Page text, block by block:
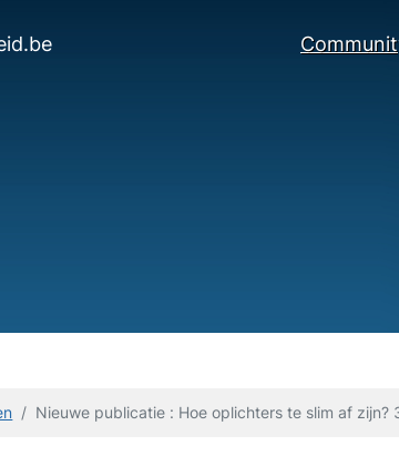
Nieuwe publicatie : Hoe oplichters te slim af